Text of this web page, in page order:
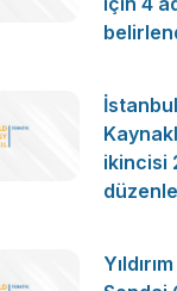
ikincisi